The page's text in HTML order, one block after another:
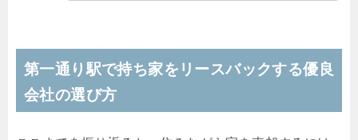
第一通り駅で持ち家をリースバックする優良
会社の選び方